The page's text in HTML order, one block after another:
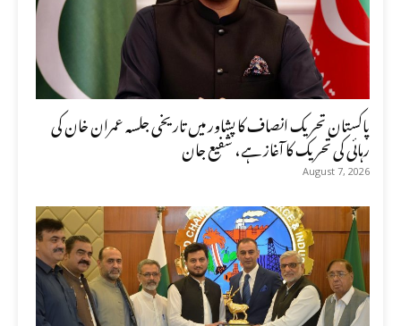
پاکستان تحریک انصاف کا پشاور میں تاریخی جلسہ عمران خان کی
رہائی کی تحریک کا آغاز ہے، شفیع جان
August 7, 2026